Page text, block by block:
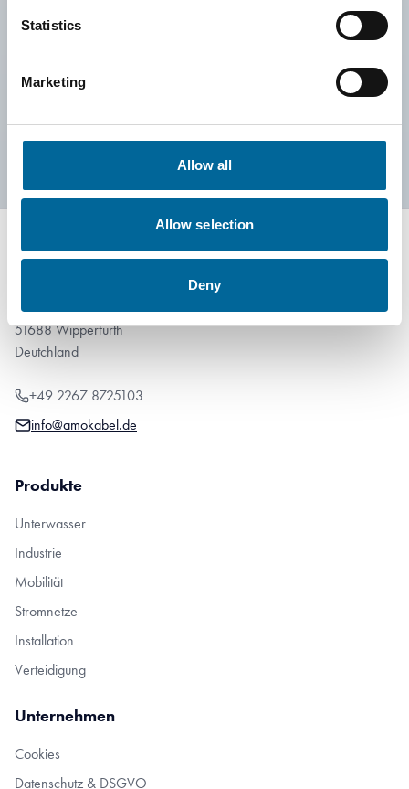
Statistics
Marketing
Allow all
Allow selection
Deny
unterstützen, die im Widerspruch zu unseren Grundsätzen
stehen. Dadurch ist unser gesellschaftliches Engagement
sowohl glaubwürdig als auch nachhaltig – heute und für
Rote Höhe 13
51688 Wipperfürth
Deutchland
+49 2267 8725103
info@amokabel.de
Produkte
Unterwasser
Industrie
Mobilität
Stromnetze
Installation
Verteidigung
Unternehmen
Cookies
Datenschutz & DSGVO